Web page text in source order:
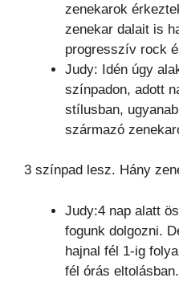
zenekarok
zenekar dalait is
progresszív rock
Judy: Idén úgy
színpadon, adott
stílusban,
származó
3 színpad lesz. Hány
Judy:4 nap alatt
fogunk dolgozni.
hajnal fél 1-ig
fél órás eltolásban.